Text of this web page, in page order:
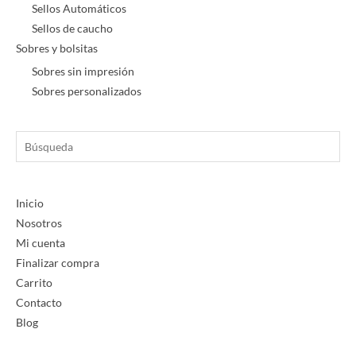
Sellos Automáticos
Sellos de caucho
Sobres y bolsitas
Sobres sin impresión
Sobres personalizados
Búsqueda
Inicio
Nosotros
Mi cuenta
Finalizar compra
Carrito
Contacto
Blog